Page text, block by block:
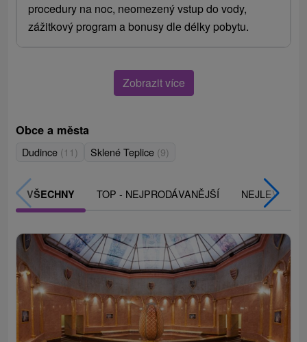
procedury na noc, neomezený vstup do vody,
zážitkový program a bonusy dle délky pobytu.
Zobrazit více
Obce a města
Dudince (11) Sklené Teplice (9)
VŠECHNY TOP - NEJPRODÁVANĚJŠÍ NEJLEVNĚJŠÍ